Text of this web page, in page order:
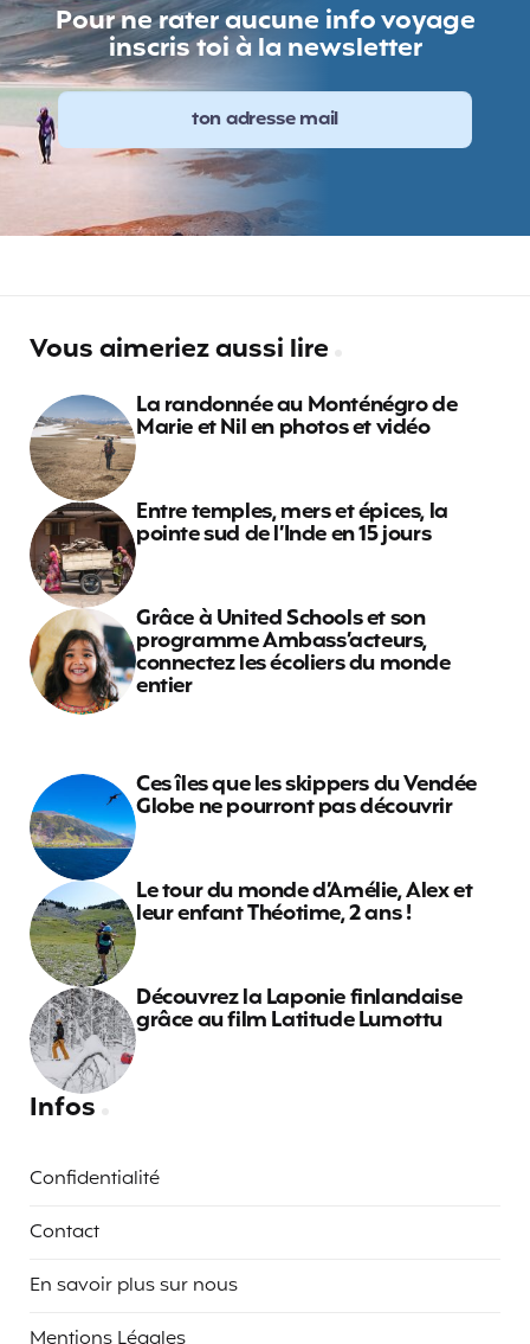
Pour ne rater aucune info voyage
inscris toi à la newsletter
Vous aimeriez aussi lire
La randonnée au Monténégro de
Marie et Nil en photos et vidéo
Entre temples, mers et épices, la
pointe sud de l’Inde en 15 jours
Grâce à United Schools et son
programme Ambass’acteurs,
connectez les écoliers du monde
entier
Ces îles que les skippers du Vendée
Globe ne pourront pas découvrir
Le tour du monde d’Amélie, Alex et
leur enfant Théotime, 2 ans !
Découvrez la Laponie finlandaise
grâce au film Latitude Lumottu
Infos
Confidentialité
Contact
En savoir plus sur nous